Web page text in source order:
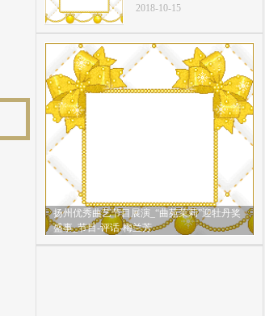
2018-10-15
扬州优秀曲艺节目展演_“曲苑茉莉”迎牡丹奖
盛事_节目-评话-梅兰芳